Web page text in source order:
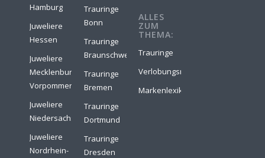
Hamburg
Juweliere
Hessen
Juweliere
Mecklenburg-
Vorpommern
Juweliere
Niedersachsen
Juweliere
Nordrhein-
Trauringe
Bonn
Trauringe
Braunschweig
Trauringe
Bremen
Trauringe
Dortmund
Trauringe
Dresden
ALLES
ZUM
THEMA:
Trauringe
Verlobungsringe
Markenlexikon